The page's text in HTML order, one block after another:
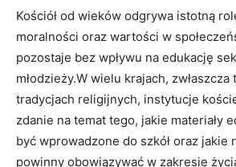
Kościół od ‍wieków odgrywa⁢ istotną
moralności oraz wartości w
pozostaje bez wpływu na edukację
młodzieży.W ⁣wielu krajach,
tradycjach religijnych, instytucje
zdanie na temat tego, jakie ​materiały
‌być wprowadzone⁤ do szkół⁢ oraz jakie
powinny obowiązywać w zakresie